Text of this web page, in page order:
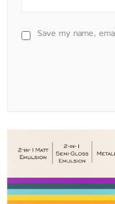
Save my name,